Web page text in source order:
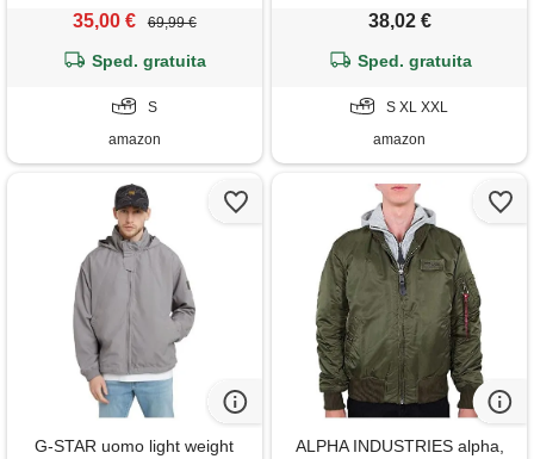
35,00 € 69,99 €
Sped. gratuita
S
amazon
ibrida
38,02 €
Sped. gratuita
S XL XXL
amazon
G-STAR uomo light weight
ALPHA INDUSTRIES alpha,